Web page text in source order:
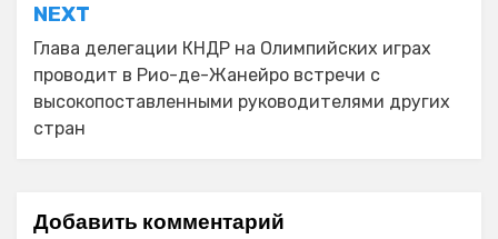
NEXT
Глава делегации КНДР на Олимпийских играх
проводит в Рио-де-Жанейро встречи с
высокопоставленными руководителями других
стран
Добавить комментарий